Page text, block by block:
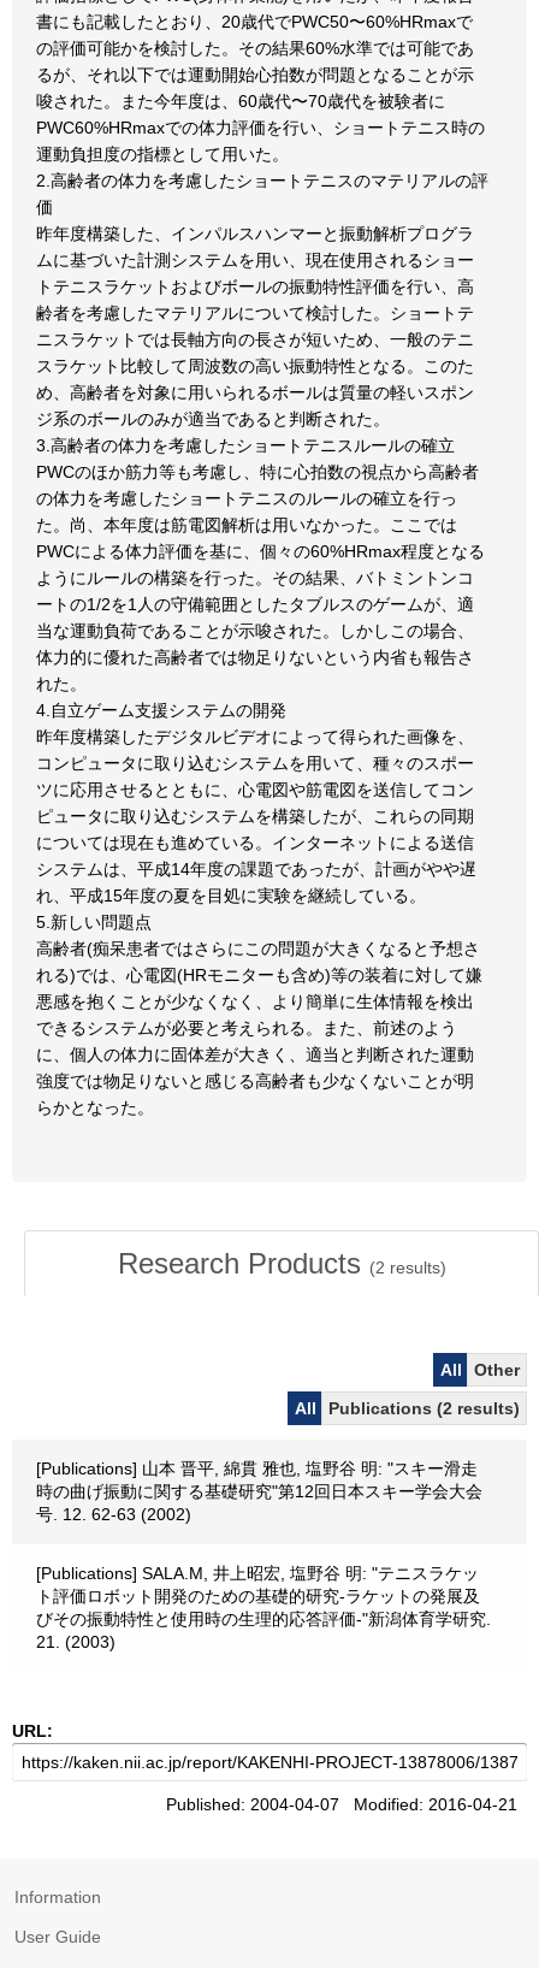
書にも記載したとおり、20歳代でPWC50〜60%HRmaxで
の評価可能かを検討した。その結果60%水準では可能であ
るが、それ以下では運動開始心拍数が問題となることが示
唆された。また今年度は、60歳代〜70歳代を被験者に
PWC60%HRmaxでの体力評価を行い、ショートテニス時の
運動負担度の指標として用いた。
2.高齢者の体力を考慮したショートテニスのマテリアルの評
価
昨年度構築した、インパルスハンマーと振動解析プログラ
ムに基づいた計測システムを用い、現在使用されるショー
トテニスラケットおよびボールの振動特性評価を行い、高
齢者を考慮したマテリアルについて検討した。ショートテ
ニスラケットでは長軸方向の長さが短いため、一般のテニ
スラケット比較して周波数の高い振動特性となる。このた
め、高齢者を対象に用いられるボールは質量の軽いスポン
ジ系のボールのみが適当であると判断された。
3.高齢者の体力を考慮したショートテニスルールの確立
PWCのほか筋力等も考慮し、特に心拍数の視点から高齢者
の体力を考慮したショートテニスのルールの確立を行っ
た。尚、本年度は筋電図解析は用いなかった。ここでは
PWCによる体力評価を基に、個々の60%HRmax程度となる
ようにルールの構築を行った。その結果、バトミントンコ
ートの1/2を1人の守備範囲としたタブルスのゲームが、適
当な運動負荷であることが示唆された。しかしこの場合、
体力的に優れた高齢者では物足りないという内省も報告さ
れた。
4.自立ゲーム支援システムの開発
昨年度構築したデジタルビデオによって得られた画像を、
コンピュータに取り込むシステムを用いて、種々のスポー
ツに応用させるとともに、心電図や筋電図を送信してコン
ピュータに取り込むシステムを構築したが、これらの同期
については現在も進めている。インターネットによる送信
システムは、平成14年度の課題であったが、計画がやや遅
れ、平成15年度の夏を目処に実験を継続している。
5.新しい問題点
高齢者(痴呆患者ではさらにこの問題が大きくなると予想さ
れる)では、心電図(HRモニターも含め)等の装着に対して嫌
悪感を抱くことが少なくなく、より簡単に生体情報を検出
できるシステムが必要と考えられる。また、前述のよう
に、個人の体力に固体差が大きく、適当と判断された運動
強度では物足りないと感じる高齢者も少なくないことが明
らかとなった。
Research Products (2 results)
All
Other
All
Publications (2 results)
[Publications] 山本 晋平, 綿貫 雅也, 塩野谷 明: "スキー滑走
時の曲げ振動に関する基礎研究"第12回日本スキー学会大会
号. 12. 62-63 (2002)
[Publications] SALA.M, 井上昭宏, 塩野谷 明: "テニスラケッ
ト評価ロボット開発のための基礎的研究-ラケットの発展及
びその振動特性と使用時の生理的応答評価-"新潟体育学研究.
21. (2003)
URL:
Published: 2004-04-07 Modified: 2016-04-21
Information
User Guide